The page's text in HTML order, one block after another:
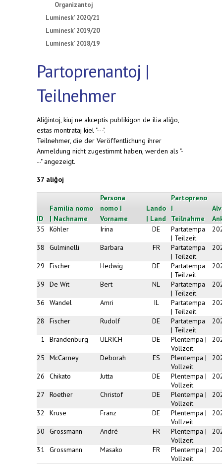
Organizantoj
Luminesk' 2020/21
Luminesk' 2019/20
Luminesk' 2018/19
Partoprenantoj |
Teilnehmer
Aliĝintoj, kiuj ne akceptis publikigon de ilia aliĝo,
estas montrataj kiel "---".
Teilnehmer, die der Veröffentlichung ihrer
Anmeldung nicht zugestimmt haben, werden als "-
--" angezeigt.
37 aliĝoj
ID
Familia nomo
| Nachname
Persona
nomo |
Vorname
Lando
| Land
Partopreno
|
Teilnahme
35
Köhler Irina DE
Partatempa
| Teilzeit
38 Gulminelli Barbara FR
Partatempa
| Teilzeit
29 Fischer Hedwig DE
Partatempa
| Teilzeit
39 De Wit Bert NL
Partatempa
| Teilzeit
36 Wandel Amri IL
Partatempa
| Teilzeit
28 Fischer Rudolf DE
Partatempa
| Teilzeit
1 Brandenburg ULRICH DE
Plentempa |
Vollzeit
25 McCarney Deborah ES
Plentempa |
Vollzeit
26 Chikato Jutta DE
Plentempa |
Vollzeit
27 Roether Christof DE
Plentempa |
Vollzeit
32 Kruse Franz DE
Plentempa |
Vollzeit
30 Grossmann André FR
Plentempa |
Vollzeit
31 Grossmann Masako FR
Plentempa |
Vollzeit